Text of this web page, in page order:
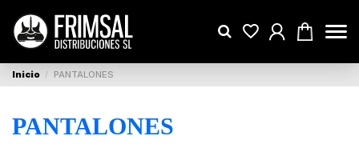
Inicio PANTALONES
PANTALONES